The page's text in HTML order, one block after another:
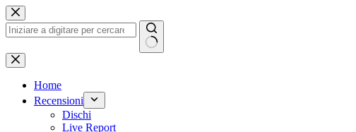
Salta
al
contenuto
Nessun
risultato
Home
Recensioni
Dischi
Live Report